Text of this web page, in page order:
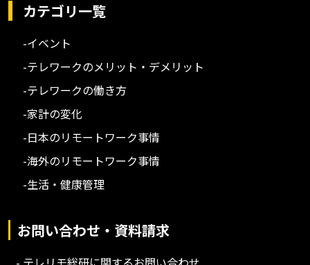
カテゴリ一覧
-イベント
-テレワークのメリット・デメリット
-テレワークの働き方
-家計の変化
-日本のリモートワーク事情
-海外のリモートワーク事情
-生活・健康管理
お問い合わせ・資料請求